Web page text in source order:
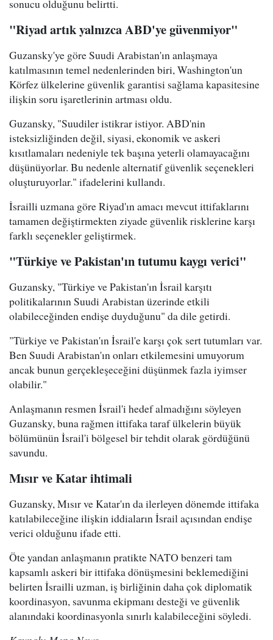
sonucu olduğunu belirtti.
"Riyad artık yalnızca ABD'ye güvenmiyor"
Guzansky'ye göre Suudi Arabistan'ın anlaşmaya
katılmasının temel nedenlerinden biri, Washington'un
Körfez ülkelerine güvenlik garantisi sağlama kapasitesine
ilişkin soru işaretlerinin artması oldu.
Guzansky, "Suudiler istikrar istiyor. ABD'nin
isteksizliğinden değil, siyasi, ekonomik ve askeri
kısıtlamaları nedeniyle tek başına yeterli olamayacağını
düşünüyorlar. Bu nedenle alternatif güvenlik seçenekleri
oluşturuyorlar." ifadelerini kullandı.
İsrailli uzmana göre Riyad'ın amacı mevcut ittifaklarını
tamamen değiştirmekten ziyade güvenlik risklerine karşı
farklı seçenekler geliştirmek.
"Türkiye ve Pakistan'ın tutumu kaygı verici"
Guzansky, "Türkiye ve Pakistan'ın İsrail karşıtı
politikalarının Suudi Arabistan üzerinde etkili
olabileceğinden endişe duyduğunu" da dile getirdi.
"Türkiye ve Pakistan'ın İsrail'e karşı çok sert tutumları var.
Ben Suudi Arabistan'ın onları etkilemesini umuyorum
ancak bunun gerçekleşeceğini düşünmek fazla iyimser
olabilir."
Anlaşmanın resmen İsrail'i hedef almadığını söyleyen
Guzansky, buna rağmen ittifaka taraf ülkelerin büyük
bölümünün İsrail'i bölgesel bir tehdit olarak gördüğünü
savundu.
Mısır ve Katar ihtimali
Guzansky, Mısır ve Katar'ın da ilerleyen dönemde ittifaka
katılabileceğine ilişkin iddiaların İsrail açısından endişe
verici olduğunu ifade etti.
Öte yandan anlaşmanın pratikte NATO benzeri tam
kapsamlı askeri bir ittifaka dönüşmesini beklemediğini
belirten İsrailli uzman, iş birliğinin daha çok diplomatik
koordinasyon, savunma ekipmanı desteği ve güvenlik
alanındaki koordinasyonla sınırlı kalabileceğini söyledi.